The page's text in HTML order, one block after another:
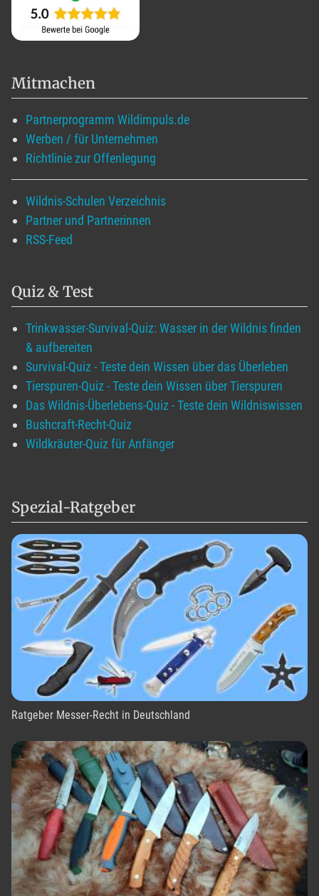
Mitmachen
Partnerprogramm Wildimpuls.de
Werben / für Unternehmen
Richtlinie zur Offenlegung
Wildnis-Schulen Verzeichnis
Partner und Partnerinnen
RSS-Feed
Quiz & Test
Trinkwasser-Survival-Quiz: Wasser in der Wildnis finden
& aufbereiten
Survival-Quiz - Teste dein Wissen über das Überleben
Tierspuren-Quiz - Teste dein Wissen über Tierspuren
Das Wildnis-Überlebens-Quiz - Teste dein Wildniswissen
Bushcraft-Recht-Quiz
Wildkräuter-Quiz für Anfänger
Spezial-Ratgeber
Ratgeber Messer-Recht in Deutschland